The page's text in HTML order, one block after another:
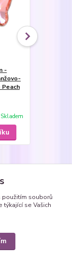
-
Skladem
použitím souborů
týkající se Vašich